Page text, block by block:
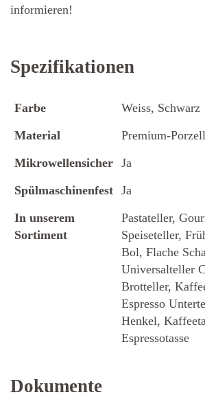
informieren!
Spezifikationen
Farbe
Weiss, Schwarz
Material
Premium-
Mikrowellensicher Ja
Spülmaschinenfest Ja
In unserem
Sortiment
Pastateller,
Speiseteller,
Bol, Flache
Universalteller
Brotteller,
Espresso
Henkel,
Espressotasse
Dokumente